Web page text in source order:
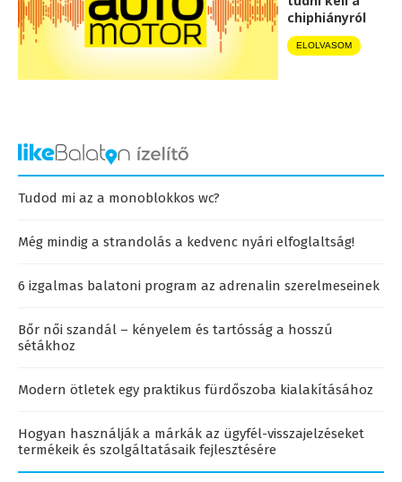
chiphiányról
ELOLVASOM
Tudod mi az a monoblokkos wc?
Még mindig a strandolás a kedvenc nyári elfoglaltság!
6 izgalmas balatoni program az adrenalin szerelmeseinek
Bőr női szandál – kényelem és tartósság a hosszú
sétákhoz
Modern ötletek egy praktikus fürdőszoba kialakításához
Hogyan használják a márkák az ügyfél-visszajelzéseket
termékeik és szolgáltatásaik fejlesztésére